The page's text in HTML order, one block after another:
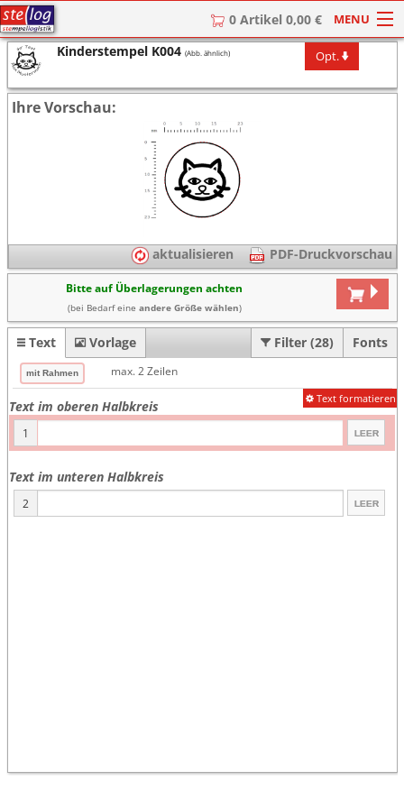
0 Artikel 0,00 € MENU
HOME
Stempel
Stempel-Textplatten
Kinderstempel K004 (Abb. ähnlich) Opt.
Ihre Vorschau:
aktualisieren PDF-Druckvorschau
Bitte auf Überlagerungen achten
(bei Bedarf eine andere Größe wählen)
Text Vorlage Fonts
Filter (28)
max. 2 Zeilen
Text im oberen Halbkreis
1
Text im unteren Halbkreis
2
Text formatieren